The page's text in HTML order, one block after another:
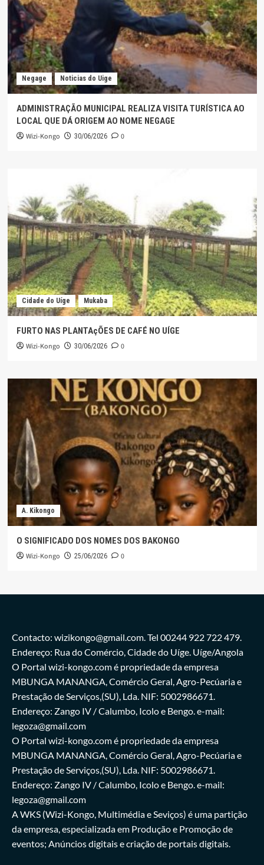
Negage Noticias do Uige
ADMINISTRAÇÃO MUNICIPAL REALIZA VISITA TURÍSTICA AO
LOCAL QUE DÁ ORIGEM AO NOME NEGAGE
Wizi-Kongo 30/06/2026 0
Cidade do Uíge Mukaba
FURTO NAS PLANTAçÕES DE CAFÉ NO UÍGE
Wizi-Kongo 30/06/2026 0
A. Kikongo
O SIGNIFICADO DOS NOMES DOS BAKONGO
Wizi-Kongo 25/06/2026 0
Contacto: wizikongo@gmail.com. Tel 00244 922 722 479.
Endereço: Rua do Comércio, Cidade do Uíge. Uíge/Angola
O Portal wizi-kongo.com é propriedade da empresa
MBUNGA MANANGA, Comércio Geral, Agro-Pecúaria e
Prestação de Serviços,(SU), Lda. NIF: 5002986671.
Endereço: Zango IV / Calumbo, Icolo e Bengo. e-mail:
legoza@gmail.com
O Portal wizi-kongo.com é propriedade da empresa
MBUNGA MANANGA, Comércio Geral, Agro-Pecúaria e
Prestação de Serviços,(SU), Lda. NIF: 5002986671.
Endereço: Zango IV / Calumbo, Icolo e Bengo. e-mail:
legoza@gmail.com
A WKS (Wizi-Kongo, Multimédia e Seviços) é uma partição
da empresa, especializada em Produção e Promoção de
eventos; Anúncios digitais e criação de portais digitais.